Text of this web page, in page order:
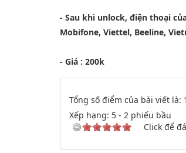
- Sau khi unlock, điện thoại
Mobifone, Viettel, Beeline,
- Giá : 200k
Tổng số điểm của bài viết là:
Xếp hạng: 5 - 2 phiếu bầu
Click để